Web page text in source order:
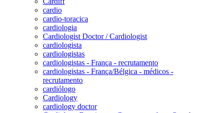
cardio
cardio-toracica
cardiologia
Cardiologist Doctor / Cardiologist
cardiologista
cardiologistas
cardiologistas - França - recrutamento
cardiologistas - França/Bélgica - médicos -
recrutamento
cardiólogo
Cardiology
cardiology doctor